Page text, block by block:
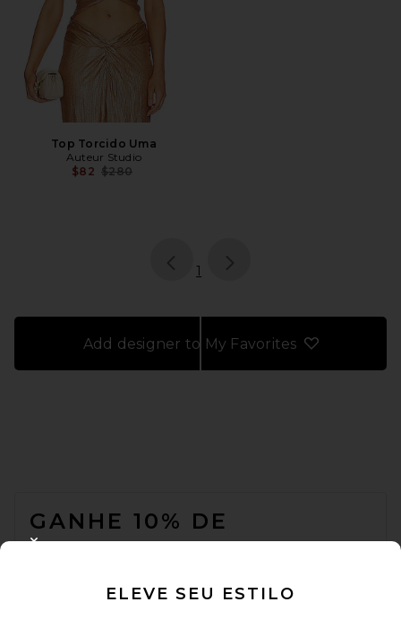
Top Torcido Uma
Auteur Studio
$82 Previous price:
$280
page
1
Add designer to My Favorites
GANHE 10% DE
DESCONTO
Opte por sair a qualquer momento.
Política de Privacidade
ELEVE SEU ESTILO